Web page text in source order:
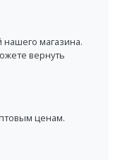
магазина.
вернуть
ценам.